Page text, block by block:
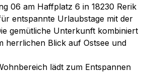
06 am Haffplatz 6 in 18230 Rerik
entspannte Urlaubstage mit der
gemütliche Unterkunft kombiniert
herrlichen Blick auf Ostsee und
lädt zum Entspannen